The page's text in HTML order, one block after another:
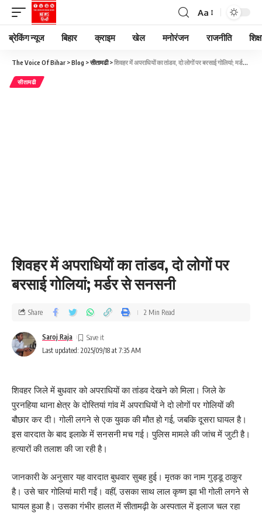
Aa
ब्रेकिंग न्यूज बिहार क्राइम खेल मनोरंजन राजनीति
The Voice Of Bihar >Blog >सीतामढी>शिवहर में अपराधियों का तांडव, दो लोगों पर बरसाई गोलियां; मर्डर से सनसनी
सीतामढी
शिवहर में अपराधियों का तांडव, दो लोगों पर
बरसाई गोलियां; मर्डर से सनसनी
Last updated: 2025/09/18 at 7:35 AM
Saroj Raja
Share 2 Min Read
शिवहर जिले में बुधवार को अपराधियों का तांडव देखने को मिला। जिले के
पुरनहिया थाना क्षेत्र के दोस्तियां गांव में अपराधियों ने दो लोगों पर गोलियों की
बौछार कर दी। गोली लगने से एक युवक की मौत हो गई, जबकि दूसरा घायल है।
इस वारदात के बाद इलाके में सनसनी मच गई। पुलिस मामले की जांच में जुटी है।
हत्यारों की तलाश की जा रही है।
जानकारी के अनुसार यह वारदात बुधवार सुबह हुई। मृतक का नाम गुड्डू ठाकुर
है। उसे चार गोलियां मारी गईं। वहीं, उसका साथ लाल कृष्ण झा भी गोली लगने से
घायल हुआ है। उसका गंभीर हालत में सीतामढ़ी के अस्पताल में इलाज चल रहा